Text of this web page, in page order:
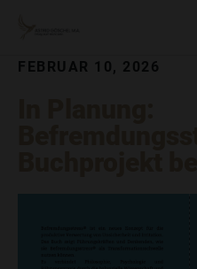
FEBRUAR 10, 2026